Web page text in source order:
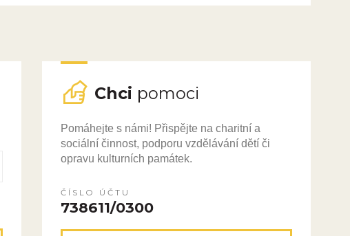
Chci pomoci
Pomáhejte s námi! Přispějte na charitní a
sociální činnost, podporu vzdělávání dětí či
opravu kulturních památek.
ČÍSLO ÚČTU
738611/0300